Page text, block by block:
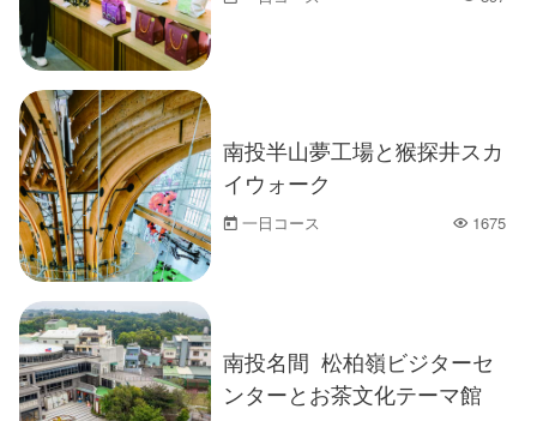
人気
南投半山夢工場と猴探井スカ
イウォーク
一日コース
人気
1675
南投名間 松柏嶺ビジターセ
ンターとお茶文化テーマ館